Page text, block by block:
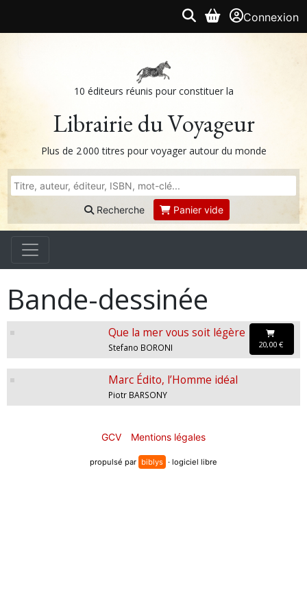
Connexion
10 éditeurs réunis pour constituer la
Librairie du Voyageur
Plus de 2 000 titres pour voyager autour du monde
Recherche Panier vide
Bande-dessinée
Que la mer vous soit légère
Stefano BORONI 20,00 €
Marc Édito, l’Homme idéal
Piotr BARSONY
GCV Mentions légales
propulsé par biblys · logiciel libre